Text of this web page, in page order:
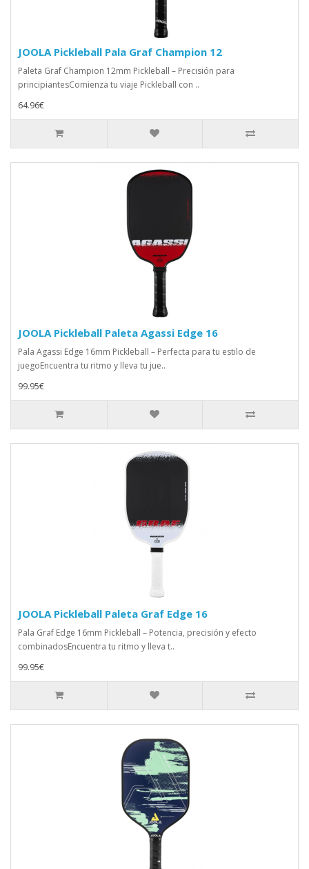
JOOLA Pickleball Pala Graf Champion 12
Paleta Graf Champion 12mm Pickleball – Precisión para
principiantesComienza tu viaje Pickleball con ..
64.96€
JOOLA Pickleball Paleta Agassi Edge 16
Pala Agassi Edge 16mm Pickleball – Perfecta para tu estilo de
juegoEncuentra tu ritmo y lleva tu jue..
99.95€
JOOLA Pickleball Paleta Graf Edge 16
Pala Graf Edge 16mm Pickleball – Potencia, precisión y efecto
combinadosEncuentra tu ritmo y lleva t..
99.95€